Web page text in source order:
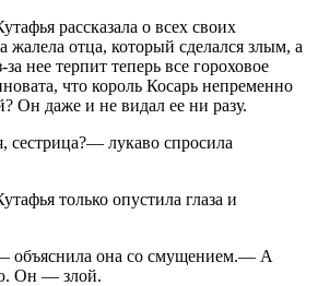
рассказала о всех своих
жалела отца, который сделался злым, а
нее терпит теперь все гороховое
что король Косарь непременно
Он даже и не видал ее ни разу.
сестрица?— лукаво спросила
только опустила глаза и
объяснила она со смущением.— А
Он — злой.